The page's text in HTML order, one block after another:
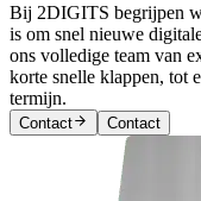
Bij 2DIGITS begrijpen
is om snel nieuwe
ons volledige team van
korte snelle klappen, tot
termijn.
Contact Contact